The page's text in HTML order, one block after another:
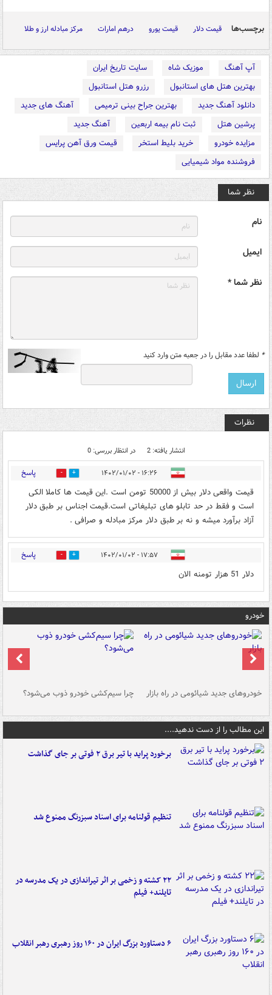
برچسب‌ها قیمت دلار قیمت یورو درهم امارات مرکز مبادله ارز و طلا
آپ آهنگ موزیک شاه
سایت تاریخ ایران
بهترین هتل های استانبول
رزرو هتل استانبول
دانلود آهنگ جدید
بهترین جراح بینی ترمیمی
آهنگ های جدید
پرشین هتل
ثبت نام بیمه اربعین
آهنگ جدید
مزایده خودرو
خرید بلیط استخر
قیمت ورق آهن پرایس
فروشنده مواد شیمیایی
نظر شما
نام
ایمیل
نظر شما *
* لطفا عدد مقابل را در جعبه متن وارد کنید
نظرات
انتشار یافته: 2 در انتظار بررسی: 0
۱۶:۲۶ - ۱۴۰۲/۰۱/۰۲ 1 پاسخ
قیمت واقعی دلار بیش از 50000 تومن است .این قیمت ها کاملا الکی
است و فقط در حد تابلو های تبلیغاتی است.قیمت اجناس بر طبق دلار
آزاد برآورد میشه و نه بر طبق دلار مرکز مبادله و صرافی .
۱۷:۵۷ - ۱۴۰۲/۰۱/۰۲ 1 پاسخ
دلار 51 هزار تومنه الان
خودرو
خودروهای جدید شیائومی در راه بازار چرا سیم‌کشی خودرو ذوب می‌شود؟
این مطالب را از دست ندهید....
برخورد پراید با تیر برق ۲ فوتی بر جای گذاشت
تنظیم قولنامه برای اسناد سبزرنگ ممنوع شد
۲۲ کشته و زخمی بر اثر تیراندازی در یک مدرسه در
تایلند+ فیلم
۶ دستاورد بزرگ ایران در ۱۶۰ روز رهبری رهبر انقلاب